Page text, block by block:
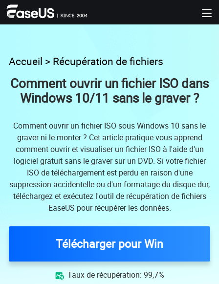
Accueil > Récupération de fichiers
Comment ouvrir un fichier ISO dans
Windows 10/11 sans le graver ?
Comment ouvrir un fichier ISO sous Windows 10 sans le
graver ni le monter ? Cet article pratique vous apprend
comment ouvrir et visualiser un fichier ISO à l'aide d'un
logiciel gratuit sans le graver sur un DVD. Si votre fichier
ISO de téléchargement est perdu en raison d'une
suppression accidentelle ou d'un formatage du disque dur,
téléchargez et exécutez l'outil de récupération de fichiers
EaseUS pour récupérer les données.
Télécharger pour Win
 Taux de récupération: 99,7%